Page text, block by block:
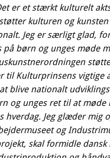
er et stærkt kulturelt
kulturen og
Jeg er særligt glad,
på børn og unges møde
til Kulturprinsens vigtige
blive nationalt
og unges ret til at møde
hverdag. Jeg glæder mig
og
skal formidle dansk